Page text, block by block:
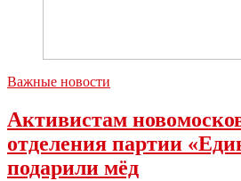
Важные новости
Активистам
отделения партии
подарили мёд